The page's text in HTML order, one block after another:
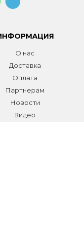
О нас
Доставка
Оплата
Партнерам
Новости
Видео